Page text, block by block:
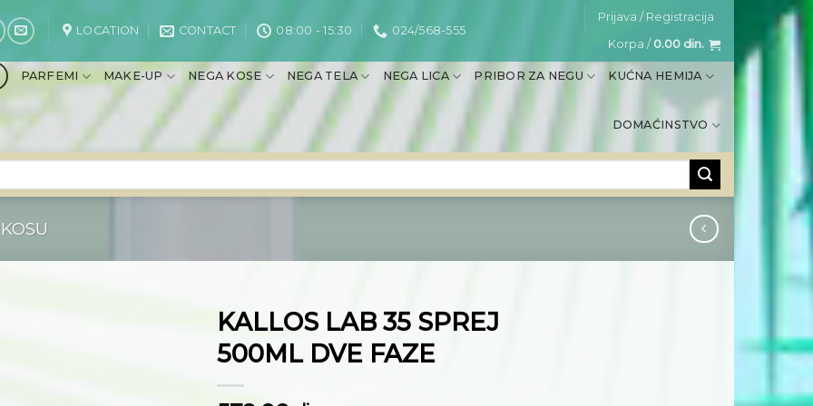
LOCATION CONTACT 08:00 - 15:30 024/568-555
Prijava / Registracija
Korpa /0.00 din.
PARFEMI MAKE-UP NEGA KOSE NEGA TELA NEGA LICA PRIBOR ZA NEGU KUĆNA HEMIJA
DOMAĆINSTVO
KALLOS LAB 35 SPREJ
500ML DVE FAZE